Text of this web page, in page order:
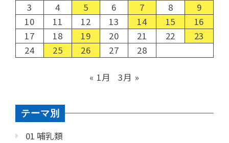
3
4 5 6 7 8
9
10
11 12 13 14 15
16
17
18 19 20 21 22
23
24
25 26 27 28
« 1月 3月 »
テーマ別
01 哺乳類